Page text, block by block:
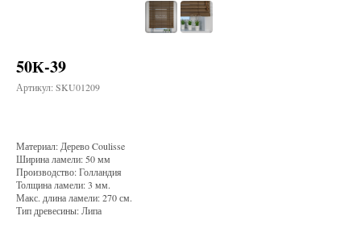
50К-39
Артикул: SKU01209
Материал: Дерево Coulisse
Ширина ламели: 50 мм
Производство: Голландия
Толщина ламели: 3 мм.
Макс. длина ламели: 270 см.
Тип древесины: Липа